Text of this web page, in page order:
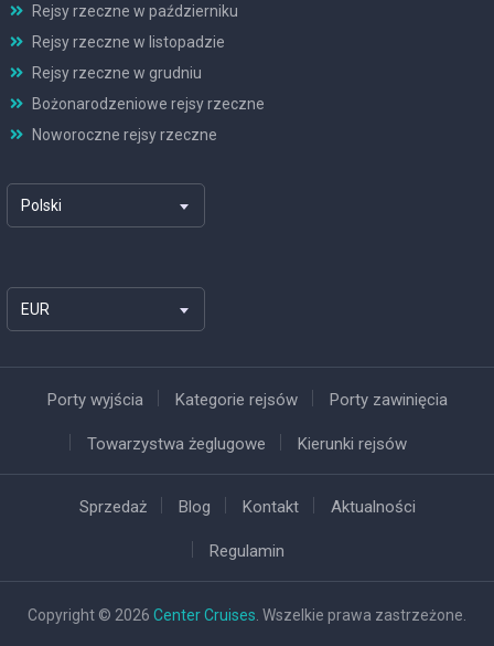
Rejsy rzeczne w październiku
Rejsy rzeczne w listopadzie
Rejsy rzeczne w grudniu
Bożonarodzeniowe rejsy rzeczne
Noworoczne rejsy rzeczne
Polski
EUR
Porty wyjścia Kategorie rejsów Porty zawinięcia
Towarzystwa żeglugowe Kierunki rejsów
Sprzedaż Blog Kontakt Aktualności
Regulamin
Copyright © 2026 Center Cruises . Wszelkie prawa zastrzeżone.